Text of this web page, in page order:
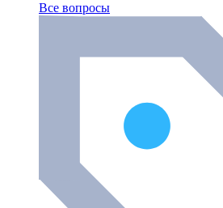
Все вопросы